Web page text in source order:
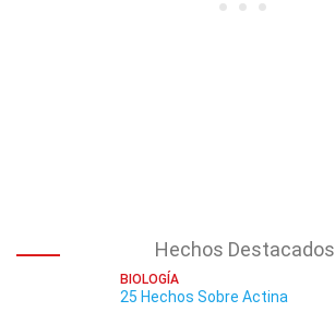
Hechos Destacados
BIOLOGÍA
25 Hechos Sobre Actina